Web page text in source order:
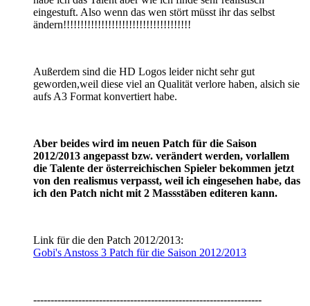
eingestuft. Also wenn das wen stört müsst ihr das selbst
ändern!!!!!!!!!!!!!!!!!!!!!!!!!!!!!!!!!!!!!
Außerdem sind die HD Logos leider nicht sehr gut
geworden,weil diese viel an Qualität verlore haben, alsich sie
aufs A3 Format konvertiert habe.
Aber beides wird im neuen Patch für die Saison
2012/2013 angepasst bzw. verändert werden, vorlallem
die Talente der österreichischen Spieler bekommen jetzt
von den realismus verpasst, weil ich eingesehen habe, das
ich den Patch nicht mit 2 Massstäben editeren kann.
Link für die den Patch 2012/2013:
Gobi's Anstoss 3 Patch für die Saison 2012/2013
------------------------------------------------------------------